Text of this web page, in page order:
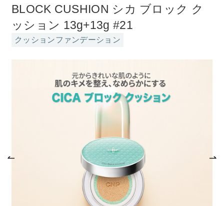
シリーズから探す
BLOCK CUSHION シカ ブロック ク
ッション 13g+13g #21
クッションファンデーション